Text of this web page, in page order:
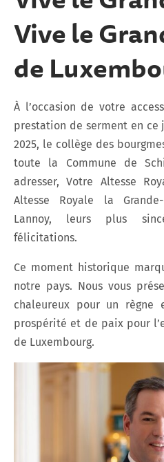
Vive le
de
À l’occasion de votre
prestation de serment en ce
2025, le collège des
toute la Commune de
adresser, Votre Altesse
Altesse Royale la
Lannoy, leurs plus
félicitations.
Ce moment historique
notre pays. Nous vous
chaleureux pour un règne
prospérité et de paix pour
de Luxembourg.